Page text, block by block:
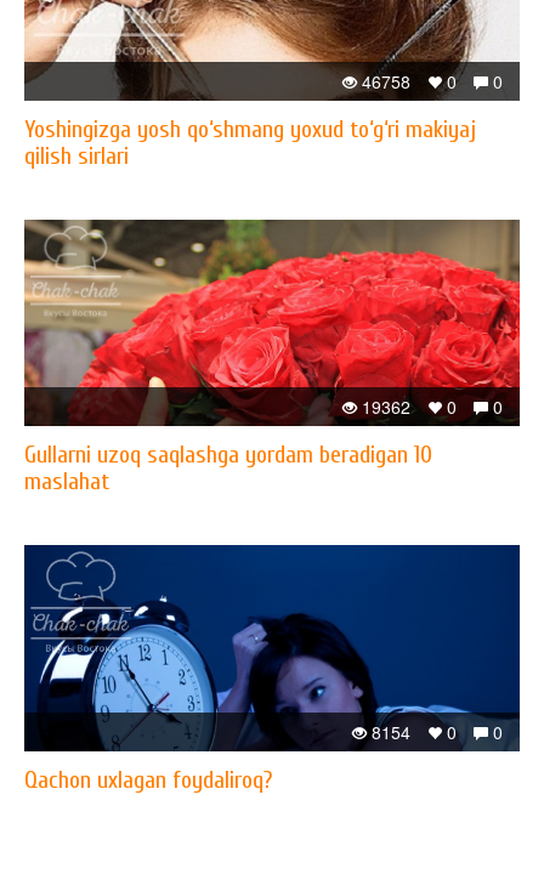
0
0
46758
Yoshingizga yosh qo‘shmang yoxud to‘g‘ri makiyaj
qilish sirlari
0
0
19362
Gullarni uzoq saqlashga yordam beradigan 10
maslahat
0
0
8154
Qachon uxlagan foydaliroq?